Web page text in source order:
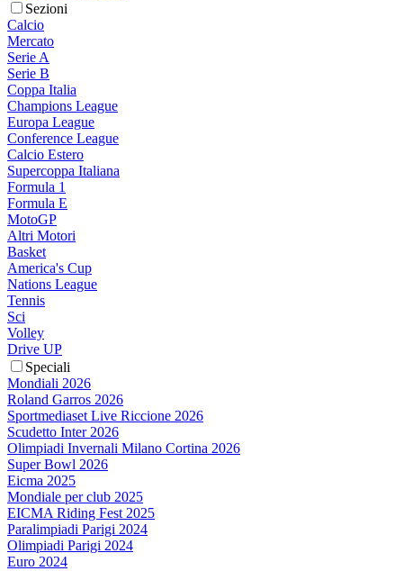
Sezioni
Calcio
Mercato
Serie A
Serie B
Coppa Italia
Champions League
Europa League
Conference League
Calcio Estero
Supercoppa Italiana
Formula 1
Formula E
MotoGP
Altri Motori
Basket
America's Cup
Nations League
Tennis
Sci
Volley
Drive UP
Speciali
Mondiali 2026
Roland Garros 2026
Sportmediaset Live Riccione 2026
Scudetto Inter 2026
Olimpiadi Invernali Milano Cortina 2026
Super Bowl 2026
Eicma 2025
Mondiale per club 2025
EICMA Riding Fest 2025
Paralimpiadi Parigi 2024
Olimpiadi Parigi 2024
Euro 2024